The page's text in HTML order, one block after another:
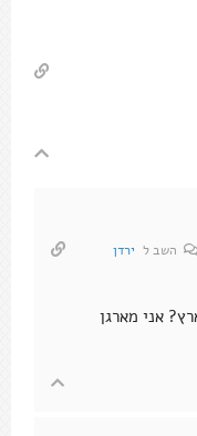
השב ל ירדן
אני מארגן